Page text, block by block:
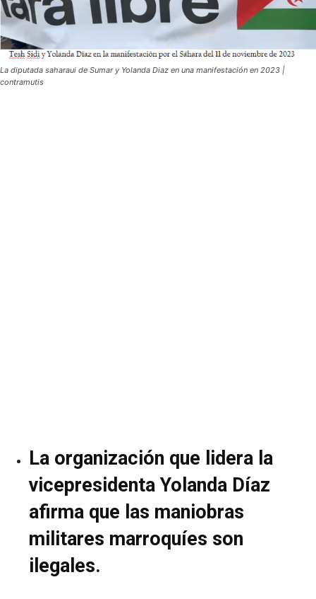
La diputada saharaui de Sumar y Yolanda Diaz en una manifestación en 2023 |
contramutis
La organización que lidera la
vicepresidenta Yolanda Díaz
afirma que las maniobras
militares marroquíes son
ilegales.